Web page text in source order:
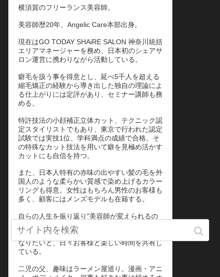
横須賀のフリーランス美容師。
美容師歴20年、Angelic Care本部出身。
現在はGO TODAY SHAiRE SALON 神奈川統括
エリアマネージャーを務め、日本初のシェアサ
ロン運営に携わりながら活動している。
癖毛を扱う事を得意とし、延べ5千人を超える
縮毛矯正の経験から導き出した独自の理論によ
る仕上がりには定評があり、セミナー講師も務
める。
特許技法の小顔補正立体カット、テクニック認
定スタイリストでもあり、東京で行われた認定
試験では実技1位、学科満点の成績で合格。そ
の特殊なカット技法を用いて癖を見極め活かす
カットにも自信を持つ。
また、日本人特有の赤味の出やすい髪の毛を外
国人のような柔らかい質感で染め上げるカラー
リングも得意。女性はもちろん男性のお客様も
多く、顧客にはメンズモデルも在籍する。
自らの人生を振り返り"美容師が変えられるの
は髪型だけじゃない"をモットーに、沢山の
方々の人生に良い影響をもたらすパートナーに
なりたいと、日々お客様と楽しい時間を共有し
ている。
二児の父、趣味はラーメン屋巡り。漫画・アニ